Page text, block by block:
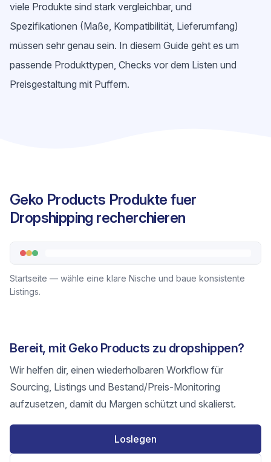
viele Produkte sind stark vergleichbar, und
Spezifikationen (Maße, Kompatibilität, Lieferumfang)
müssen sehr genau sein. In diesem Guide geht es um
passende Produkttypen, Checks vor dem Listen und
Preisgestaltung mit Puffern.
Geko Products Produkte fuer
Dropshipping recherchieren
Startseite — wähle eine klare Nische und baue konsistente
Listings.
Bereit, mit Geko Products zu dropshippen?
Wir helfen dir, einen wiederholbaren Workflow für
Sourcing, Listings und Bestand/Preis-Monitoring
aufzusetzen, damit du Margen schützt und skalierst.
Loslegen